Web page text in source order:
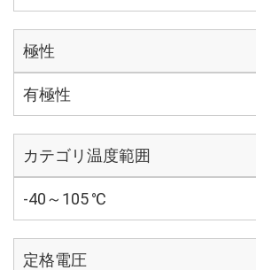
極性
有極性
カテゴリ温度範囲
-40～105 ℃
定格電圧